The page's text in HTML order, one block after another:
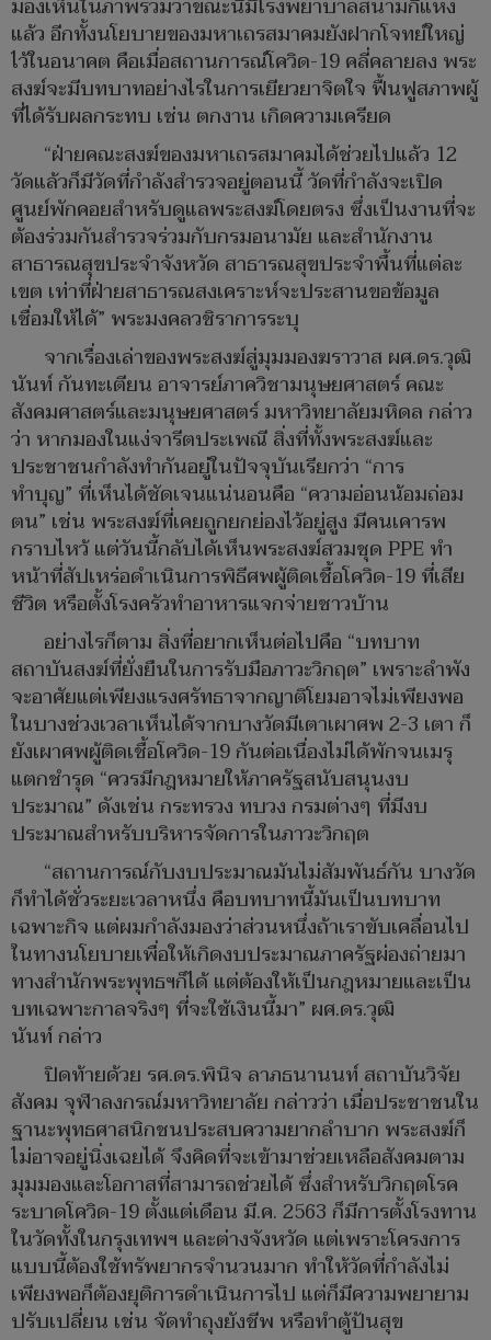
มองเห็นในภาพรวมว่าขณะนี้มีโรงพยาบาลสนามกี่แห่ง
แล้ว อีกทั้งนโยบายของมหาเถรสมาคมยังฝากโจทย์ใหญ่
ไว้ในอนาคต คือเมื่อสถานการณ์โควิด-19 คลี่คลายลง พระ
สงฆ์จะมีบทบาทอย่างไรในการเยียวยาจิตใจ ฟื้นฟูสภาพผู้
ที่ได้รับผลกระทบ เช่น ตกงาน เกิดความเครียด
“ฝ่ายคณะสงฆ์ของมหาเถรสมาคมได้ช่วยไปแล้ว 12
วัดแล้วก็มีวัดที่กำลังสำรวจอยู่ตอนนี้ วัดที่กำลังจะเปิด
ศูนย์พักคอยสำหรับดูแลพระสงฆ์โดยตรง ซึ่งเป็นงานที่จะ
ต้องร่วมกันสำรวจร่วมกับกรมอนามัย และสำนักงาน
สาธารณสุขประจำจังหวัด สาธารณสุขประจำพื้นที่แต่ละ
เขต เท่าที่ฝ่ายสาธารณสงเคราะห์จะประสานขอข้อมูล
เชื่อมให้ได้” พระมงคลวชิราการระบุ
จากเรื่องเล่าของพระสงฆ์สู่มุมมองฆราวาส ผศ.ดร.วุฒิ
นันท์ กันทะเตียน อาจารย์ภาควิชามนุษยศาสตร์ คณะ
สังคมศาสตร์และมนุษยศาสตร์ มหาวิทยาลัยมหิดล กล่าว
ว่า หากมองในแง่จารีตประเพณี สิ่งที่ทั้งพระสงฆ์และ
ประชาชนกำลังทำกันอยู่ในปัจจุบันเรียกว่า “การ
ทำบุญ” ที่เห็นได้ชัดเจนแน่นอนคือ “ความอ่อนน้อมถ่อม
ตน” เช่น พระสงฆ์ที่เคยถูกยกย่องไว้อยู่สูง มีคนเคารพ
กราบไหว้ แต่วันนี้กลับได้เห็นพระสงฆ์สวมชุด PPE ทำ
หน้าที่สัปเหร่อดำเนินการพิธีศพผู้ติดเชื้อโควิด-19 ที่เสีย
ชีวิต หรือตั้งโรงครัวทำอาหารแจกจ่ายชาวบ้าน
อย่างไรก็ตาม สิ่งที่อยากเห็นต่อไปคือ “บทบาท
สถาบันสงฆ์ที่ยั่งยืนในการรับมือภาวะวิกฤต” เพราะลำพัง
จะอาศัยแต่เพียงแรงศรัทธาจากญาติโยมอาจไม่เพียงพอ
ในบางช่วงเวลาเห็นได้จากบางวัดมีเตาเผาศพ 2-3 เตา ก็
ยังเผาศพผู้ติดเชื้อโควิด-19 กันต่อเนื่องไม่ได้พักจนเมรุ
แตกชำรุด “ควรมีกฎหมายให้ภาครัฐสนับสนุนงบ
ประมาณ” ดังเช่น กระทรวง ทบวง กรมต่างๆ ที่มีงบ
ประมาณสำหรับบริหารจัดการในภาวะวิกฤต
“สถานการณ์กับงบประมาณมันไม่สัมพันธ์กัน บางวัด
ก็ทำได้ชั่วระยะเวลาหนึ่ง คือบทบาทนี้มันเป็นบทบาท
เฉพาะกิจ แต่ผมกำลังมองว่าส่วนหนึ่งถ้าเราขับเคลื่อนไป
ในทางนโยบายเพื่อให้เกิดงบประมาณภาครัฐผ่องถ่ายมา
ทางสำนักพระพุทธฯก็ได้ แต่ต้องให้เป็นกฎหมายและเป็น
บทเฉพาะกาลจริงๆ ที่จะใช้เงินนี้มา” ผศ.ดร.วุฒิ
นันท์ กล่าว
ปิดท้ายด้วย รศ.ดร.พินิจ ลาภธนานนท์ สถาบันวิจัย
สังคม จุฬาลงกรณ์มหาวิทยาลัย กล่าวว่า เมื่อประชาชนใน
ฐานะพุทธศาสนิกชนประสบความยากลำบาก พระสงฆ์ก็
ไม่อาจอยู่นิ่งเฉยได้ จึงคิดที่จะเข้ามาช่วยเหลือสังคมตาม
มุมมองและโอกาสที่สามารถช่วยได้ ซึ่งสำหรับวิกฤตโรค
ระบาดโควิด-19 ตั้งแต่เดือน มี.ค. 2563 ก็มีการตั้งโรงทาน
ในวัดทั้งในกรุงเทพฯ และต่างจังหวัด แต่เพราะโครงการ
แบบนี้ต้องใช้ทรัพยากรจำนวนมาก ทำให้วัดที่กำลังไม่
เพียงพอก็ต้องยุติการดำเนินการไป แต่ก็มีความพยายาม
ปรับเปลี่ยน เช่น จัดทำถุงยังชีพ หรือทำตู้ปันสุข